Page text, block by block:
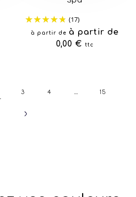
(17)
Prix
habituel
à partir de
à partir de
0,00 €
ttc
3 4 … 15